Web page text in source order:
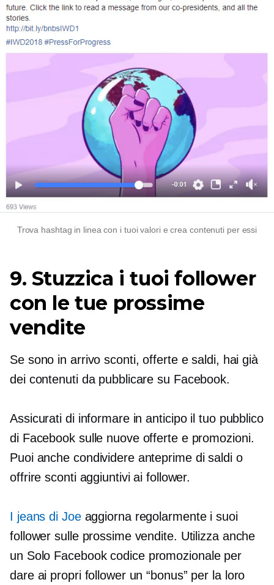
Trova hashtag in linea con i tuoi valori e crea contenuti per essi
9. Stuzzica i tuoi follower
con le tue prossime
vendite
Se sono in arrivo sconti, offerte e saldi, hai già
dei contenuti da pubblicare su Facebook.
Assicurati di informare in anticipo il tuo pubblico
di Facebook sulle nuove offerte e promozioni.
Puoi anche condividere anteprime di saldi o
offrire sconti aggiuntivi ai follower.
I jeans di Joeaggiorna regolarmente i suoi
follower sulle prossime vendite. Utilizza anche
un Solo Facebookcodice promozionale per
dare ai propri follower un “bonus” per la loro